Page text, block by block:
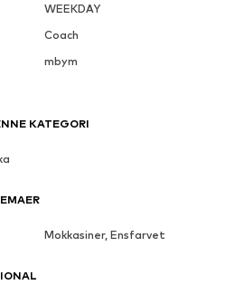
WEEKDAY
Coach
mbym
KATEGORI
Mokkasiner, Ensfarvet